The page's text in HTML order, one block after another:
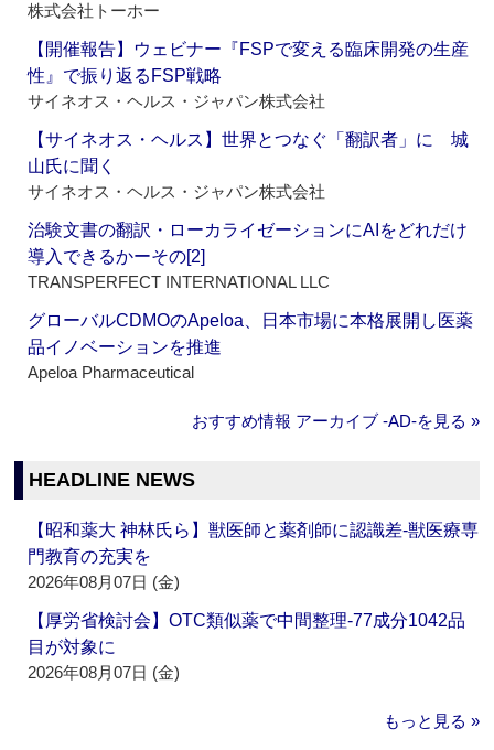
株式会社トーホー
【開催報告】ウェビナー『FSPで変える臨床開発の生産
性』で振り返るFSP戦略
サイネオス・ヘルス・ジャパン株式会社
【サイネオス・ヘルス】世界とつなぐ「翻訳者」に 城
山氏に聞く
サイネオス・ヘルス・ジャパン株式会社
治験文書の翻訳・ローカライゼーションにAIをどれだけ
導入できるかーその[2]
TRANSPERFECT INTERNATIONAL LLC
グローバルCDMOのApeloa、日本市場に本格展開し医薬
品イノベーションを推進
Apeloa Pharmaceutical
おすすめ情報 アーカイブ ‐AD‐を見る »
HEADLINE NEWS
【昭和薬大 神林氏ら】獣医師と薬剤師に認識差‐獣医療専
門教育の充実を
2026年08月07日 (金)
【厚労省検討会】OTC類似薬で中間整理‐77成分1042品
目が対象に
2026年08月07日 (金)
もっと見る »